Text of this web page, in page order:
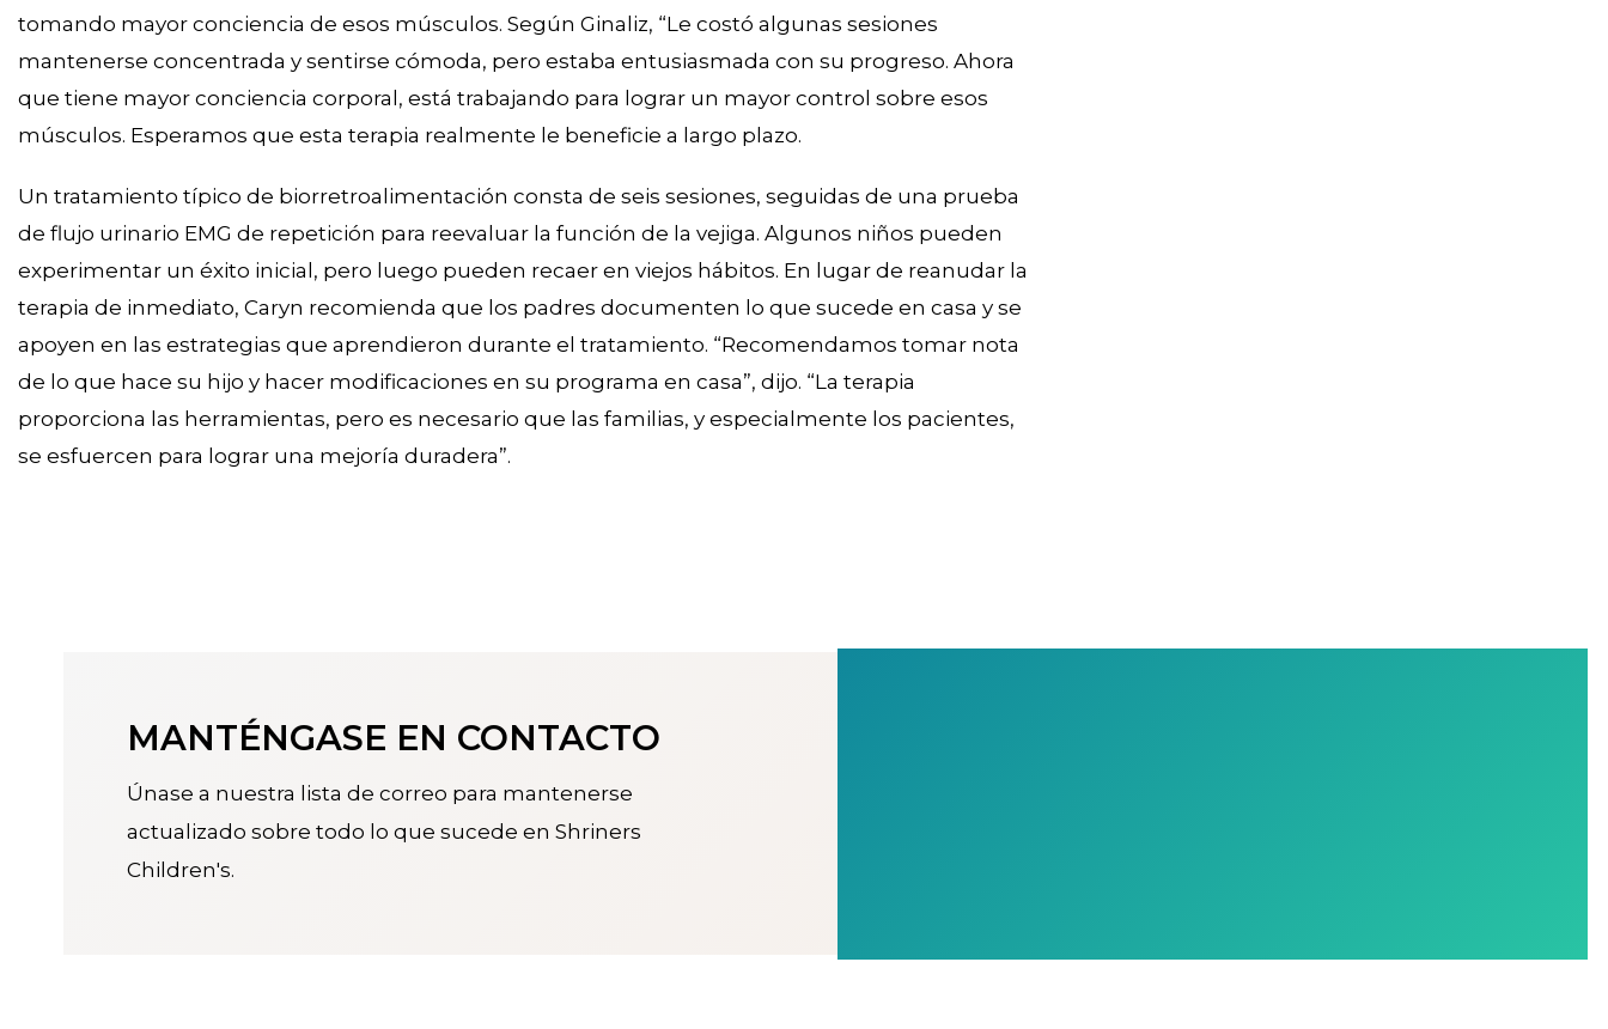
tomando mayor conciencia de esos músculos. Según Ginaliz, “Le costó algunas sesiones
mantenerse concentrada y sentirse cómoda, pero estaba entusiasmada con su progreso. Ahora
que tiene mayor conciencia corporal, está trabajando para lograr un mayor control sobre esos
músculos. Esperamos que esta terapia realmente le beneficie a largo plazo.
Un tratamiento típico de biorretroalimentación consta de seis sesiones, seguidas de una prueba
de flujo urinario EMG de repetición para reevaluar la función de la vejiga. Algunos niños pueden
experimentar un éxito inicial, pero luego pueden recaer en viejos hábitos. En lugar de reanudar la
terapia de inmediato, Caryn recomienda que los padres documenten lo que sucede en casa y se
apoyen en las estrategias que aprendieron durante el tratamiento. “Recomendamos tomar nota
de lo que hace su hijo y hacer modificaciones en su programa en casa”, dijo. “La terapia
proporciona las herramientas, pero es necesario que las familias, y especialmente los pacientes,
se esfuercen para lograr una mejoría duradera”.
MANTÉNGASE EN CONTACTO
Únase a nuestra lista de correo para mantenerse
actualizado sobre todo lo que sucede en Shriners
Children's.